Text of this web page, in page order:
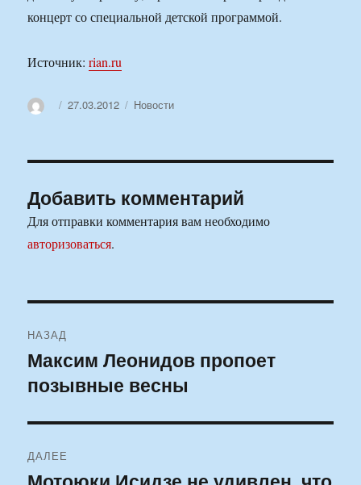
концерт со специальной детской программой.
Источник:rian.ru
АвторОпубликовано
27.03.2012 Рубрики
Новости
Добавить комментарий
Для отправки комментария вам необходимо
авторизоваться.
по
записям
НАЗАД
Предыдущая
запись:
Максим Леонидов пропоет
позывные весны
ДАЛЕЕ
Следующая